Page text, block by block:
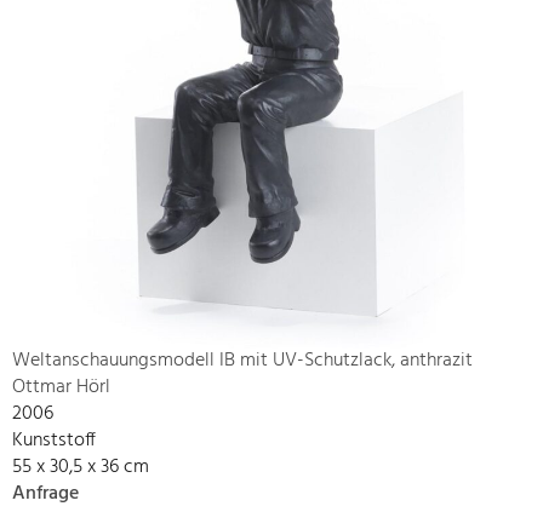
Weltanschauungsmodell IB mit UV-Schutzlack, anthrazit
Ottmar Hörl
2006
Kunststoff
55 x 30,5 x 36 cm
Anfrage